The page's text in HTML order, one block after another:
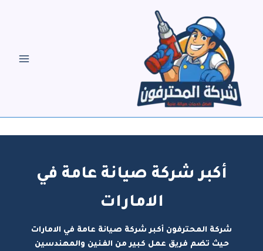
أكبر شركة صيانة عامة في
الامارات
شركة المحترفون أكبر شركة صيانة عامة في الامارات
حيث تضم فريق عمل كبير من الفنين والمهندسين